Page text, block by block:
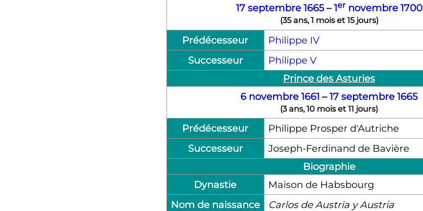
17 septembre 1665–1ernovembre 1700
(35 ans, 1 mois et 15 jours)
Prédécesseur Philippe IV
Successeur
Philippe V
Prince des Asturies
6 novembre 1661 –17 septembre 1665
(3 ans, 10 mois et 11 jours)
Prédécesseur
Philippe Prosper d'Autriche
Successeur
Joseph-Ferdinand de Bavière
Biographie
Dynastie
Maison de Habsbourg
Nom de naissance
Carlos de Austria y Austria